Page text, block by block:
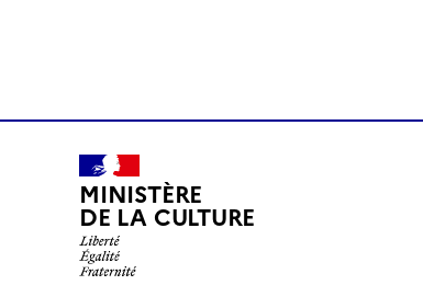
MINISTÈRE
DE LA CULTURE